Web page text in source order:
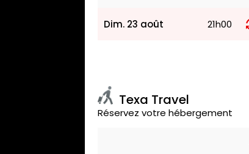
Dim. 23 août 21h00
Texa Travel
Réservez votre hébergement